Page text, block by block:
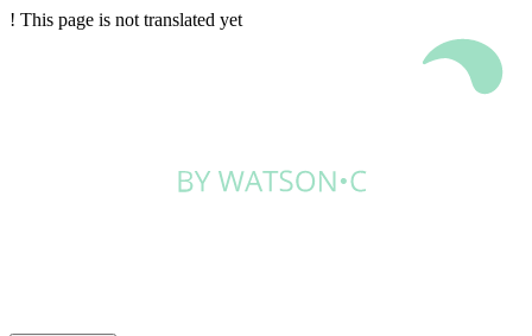
! This page is not translated yet